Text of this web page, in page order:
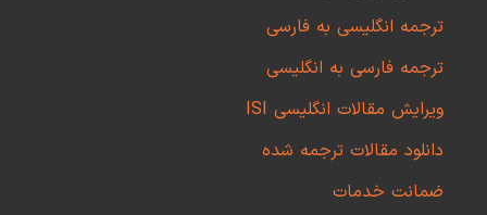
ترجمه انگلیسی به فارسی
ترجمه فارسی به انگلیسی
ویرایش مقالات انگلیسی ISI
دانلود مقالات ترجمه شده
ضمانت خدمات